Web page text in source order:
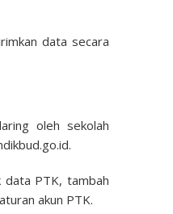
data secara
oleh sekolah
data PTK, tambah
akun PTK.